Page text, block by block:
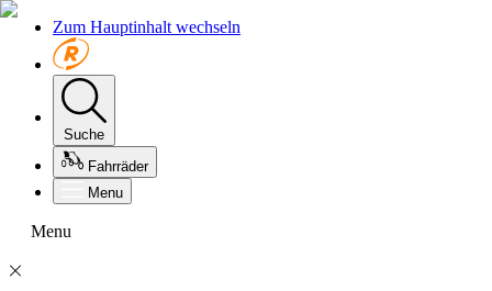
Zum Hauptinhalt wechseln
Suche
Fahrräder
Menu
Menu